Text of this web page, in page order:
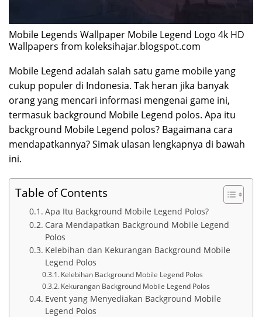
Mobile Legends Wallpaper Mobile Legend Logo 4k HD
Wallpapers from koleksihajar.blogspot.com
Mobile Legend adalah salah satu game mobile yang
cukup populer di Indonesia. Tak heran jika banyak
orang yang mencari informasi mengenai game ini,
termasuk background Mobile Legend polos. Apa itu
background Mobile Legend polos? Bagaimana cara
mendapatkannya? Simak ulasan lengkapnya di bawah
ini.
Table of Contents
Apa Itu Background Mobile Legend Polos?
Cara Mendapatkan Background Mobile Legend
Polos
Kelebihan dan Kekurangan Background Mobile
Legend Polos
Kelebihan Background Mobile Legend Polos
Kekurangan Background Mobile Legend Polos
Event yang Menyediakan Background Mobile
Legend Polos